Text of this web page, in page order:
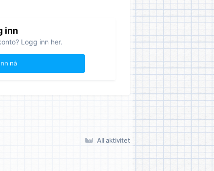
inn
Logg inn her.
nå
All aktivitet